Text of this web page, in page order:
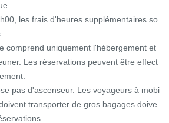
les frais d'heures supplémentaires so
comprend uniquement l'hébergement et
Les réservations peuvent être effect
pas d'ascenseur. Les voyageurs à mobi
transporter de gros bagages doive